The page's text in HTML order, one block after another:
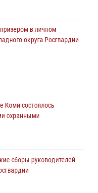
в личном
округа Росгвардии
и продолжают изымать
в Росгвардию
Управления
Коми состоялось
охранными
сборы руководителей